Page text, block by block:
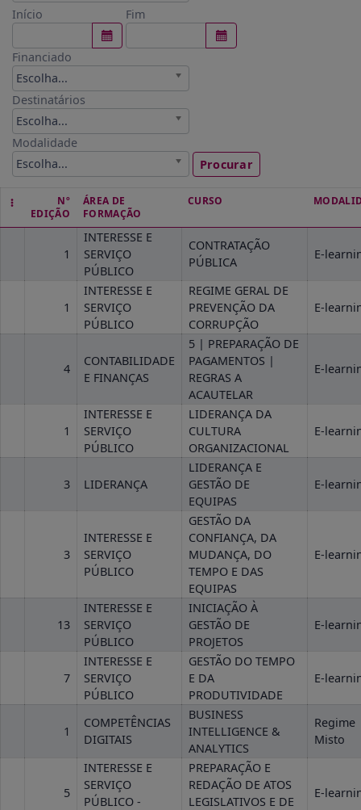
Início
Fim
Financiado
Escolha...
Destinatários
Escolha...
Modalidade
Escolha...
Procurar
Nº
EDIÇÃO
ÁREA DE
FORMAÇÃO
CURSO
1
INTERESSE E
SERVIÇO
PÚBLICO
CONTRATAÇÃO
PÚBLICA
E-
1
INTERESSE E
SERVIÇO
PÚBLICO
REGIME GERAL DE
PREVENÇÃO DA
CORRUPÇÃO
E-
4
CONTABILIDADE
E FINANÇAS
5 | PREPARAÇÃO DE
PAGAMENTOS |
REGRAS A
ACAUTELAR
E-
1
INTERESSE E
SERVIÇO
PÚBLICO
LIDERANÇA DA
CULTURA
ORGANIZACIONAL
E-
3 LIDERANÇA
LIDERANÇA E
GESTÃO DE
EQUIPAS
E-
3
INTERESSE E
SERVIÇO
PÚBLICO
GESTÃO DA
CONFIANÇA, DA
MUDANÇA, DO
TEMPO E DAS
EQUIPAS
E-
13
INTERESSE E
SERVIÇO
PÚBLICO
INICIAÇÃO À
GESTÃO DE
PROJETOS
E-
7
INTERESSE E
SERVIÇO
PÚBLICO
GESTÃO DO TEMPO
E DA
PRODUTIVIDADE
E-
1
COMPETÊNCIAS
DIGITAIS
BUSINESS
INTELLIGENCE &
ANALYTICS
Regime
Misto
5
INTERESSE E
SERVIÇO
PÚBLICO -
PREPARAÇÃO E
REDAÇÃO DE ATOS
LEGISLATIVOS E DE
E-